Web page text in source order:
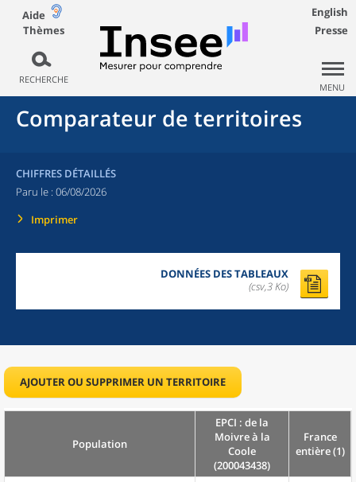
Aide
Thèmes
RECHERCHE
English
Presse
MENU
Comparateur de territoires
CHIFFRES DÉTAILLÉS
Paru le : 06/08/2026
Imprimer
DONNÉES DES TABLEAUX
(csv,3 Ko)
AJOUTER OU SUPPRIMER UN TERRITOIRE
Population
EPCI : de la
Moivre à la
Coole
(200043438)
France
entière (1)